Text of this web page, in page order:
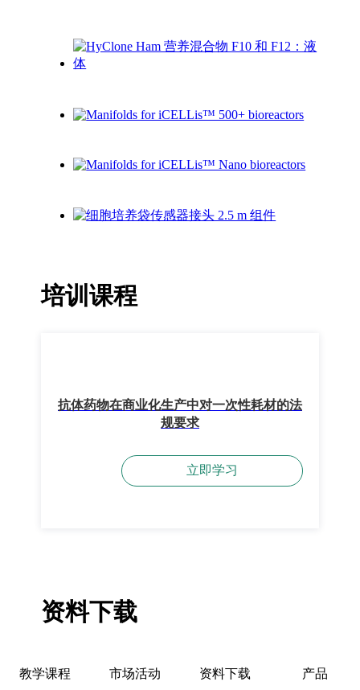
培训课程
抗体药物在商业化生产中对一次性耗材的法
规要求
立即学习
资料下载
教学课程 市场活动 资料下载 产品